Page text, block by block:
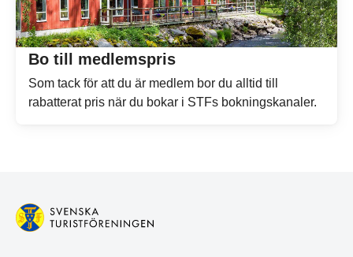
Bo till medlemspris
Som tack för att du är medlem bor du alltid till
rabatterat pris när du bokar i STFs bokningskanaler.